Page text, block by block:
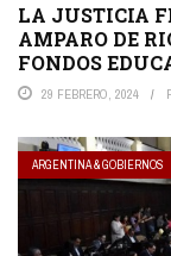
LA JUSTICIA
AMPARO DE
FONDOS
29 FEBRERO, 2024
ARGENTINA & GOBIERNOS